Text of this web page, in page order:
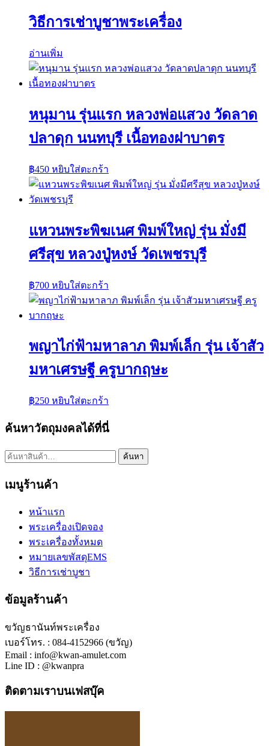
วิธีการเช่าบูชาพระเครื่อง
อ่านเพิ่ม
หนุมาน รุ่นแรก หลวงพ่อแสวง วัดลาด
ปลาดุก นนทบุรี เนื้อทองฝาบาตร
฿450 หยิบใส่ตะกร้า
แหวนพระพิฆเนศ พิมพ์ใหญ่ รุ่น มั่งมี
ศรีสุข หลวงปู่หงษ์ วัดเพชรบุรี
฿700 หยิบใส่ตะกร้า
พญาไก่ฟ้ามหาลาภ พิมพ์เล็ก รุ่น เจ้าสัว
มหาเศรษฐี ครูบากฤษะ
฿250 หยิบใส่ตะกร้า
ค้นหาวัตถุมงคลได้ที่นี่
ค้นหา: ค้นหา
เมนูร้านค้า
หน้าแรก
พระเครื่องเปิดจอง
พระเครื่องทั้งหมด
หมายเลขพัสดุEMS
วิธีการเช่าบูชา
ข้อมูลร้านค้า
ขวัญธานันท์พระเครื่อง
เบอร์โทร. : 084-4152966 (ขวัญ)
Email : info@kwan-amulet.com
Line ID : @kwanpra
ติดตามเราบนเฟสบุ๊ค